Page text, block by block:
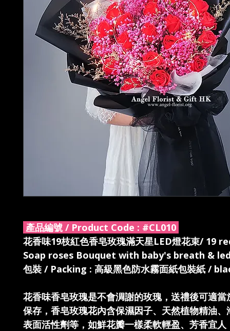
產品編號 / Product Code : #CL010
花香味19枝紅色香皂玫瑰滿天星LED燈花束/ 19
Soap roses Bouquet with baby's breath &
包裝 / Packing : 高級黑色防水霧面紙包裝紙 /
花香味香皂玫瑰是不會淍謝的玫瑰，送禮後可適當
保存，香皂玫瑰花內含保濕因子、天然植物精油、
表面活性劑等，如鮮花瓣一樣柔軟輕盈、芳香宜人